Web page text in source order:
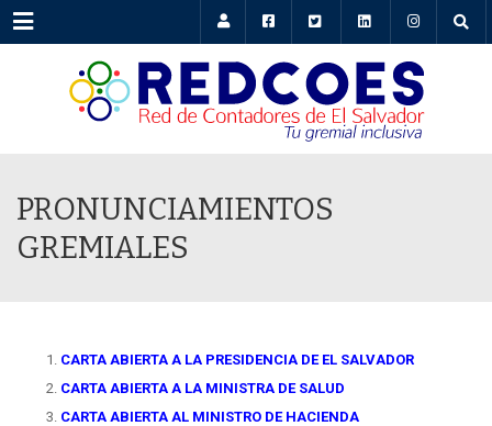
Menu
PRONUNCIAMIENTOS
GREMIALES
CARTA ABIERTA A LA PRESIDENCIA DE EL SALVADOR
CARTA ABIERTA A LA MINISTRA DE SALUD
CARTA ABIERTA AL MINISTRO DE HACIENDA